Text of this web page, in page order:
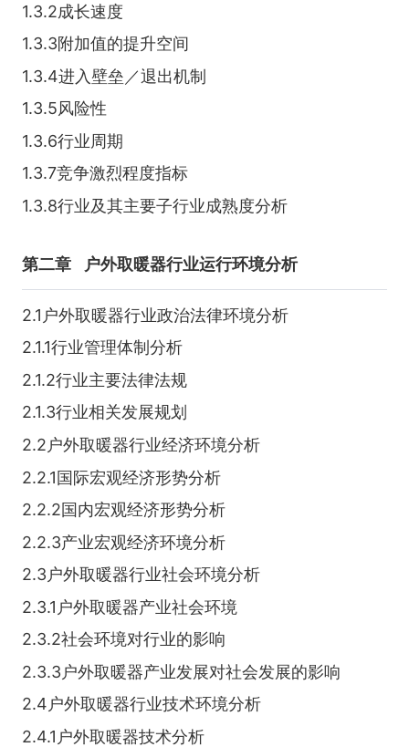
1.3.2成长速度
1.3.3附加值的提升空间
1.3.4进入壁垒／退出机制
1.3.5风险性
1.3.6行业周期
1.3.7竞争激烈程度指标
1.3.8行业及其主要子行业成熟度分析
第二章 户外取暖器行业运行环境分析
2.1户外取暖器行业政治法律环境分析
2.1.1行业管理体制分析
2.1.2行业主要法律法规
2.1.3行业相关发展规划
2.2户外取暖器行业经济环境分析
2.2.1国际宏观经济形势分析
2.2.2国内宏观经济形势分析
2.2.3产业宏观经济环境分析
2.3户外取暖器行业社会环境分析
2.3.1户外取暖器产业社会环境
2.3.2社会环境对行业的影响
2.3.3户外取暖器产业发展对社会发展的影响
2.4户外取暖器行业技术环境分析
2.4.1户外取暖器技术分析